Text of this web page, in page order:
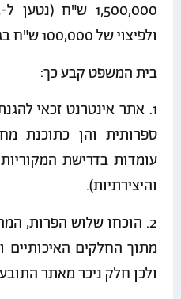
ולפיצוי של 100,000 ש"ח בגין כל הפרה).
בית המשפט קבע כך:
1. אתר אינטרנט זכאי
ספרותית והן כתוכנת
עומדות בדרישת
והיצירתיות).
2. הוכחו שלוש הפרות,
מתוך החלקים האיכותיים
ולכן חלק ניכר מאתר